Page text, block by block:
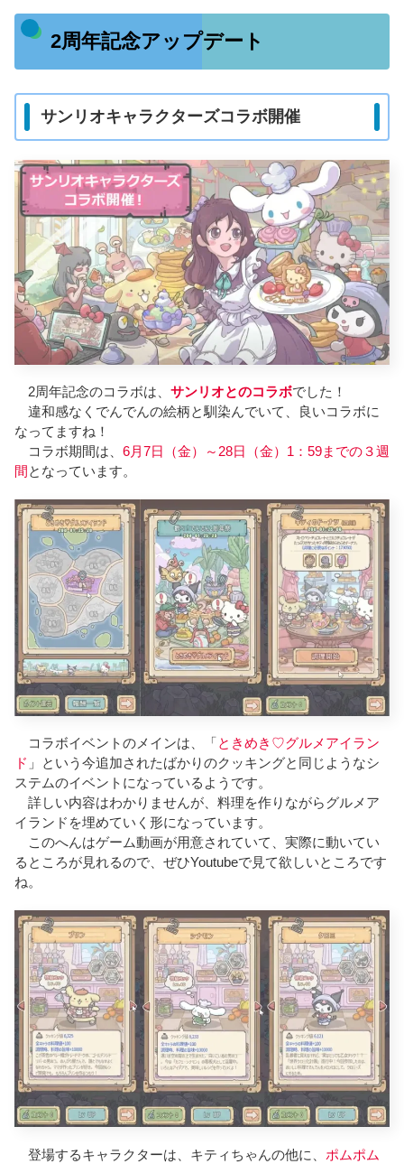
2周年記念アップデート
サンリオキャラクターズコラボ開催
2周年記念のコラボは、 サンリオとのコラボでした！
違和感なくでんでんの絵柄と馴染んでいて、良いコラボに
なってますね！
コラボ期間は、 6月7日（金）～28日（金）1：59までの３週
間となっています。
コラボイベントのメインは、「ときめき♡グルメアイラン
ド 」という今追加されたばかりのクッキングと同じようなシ
ステムのイベントになっているようです。
詳しい内容はわかりませんが、料理を作りながらグルメア
イランドを埋めていく形になっています。
このへんはゲーム動画が用意されていて、実際に動いてい
るところが見れるので、ぜひYoutubeで見て欲しいところです
ね。
登場するキャラクターは、キティちゃんの他に、 ポムポム